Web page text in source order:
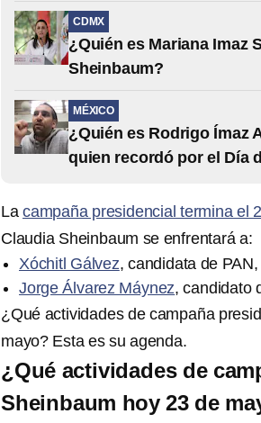
CDMX
¿Quién es Mariana Imaz
Sheinbaum?
MÉXICO
¿Quién es Rodrigo Ímaz
quien recordó por el Día
La campaña presidencial termina el
Claudia Sheinbaum se enfrentará a:
Xóchitl Gálvez, candidata de
Jorge Álvarez Máynez, candidato
¿Qué actividades de campaña
mayo? Esta es su agenda.
¿Qué actividades de
Sheinbaum hoy 23 de